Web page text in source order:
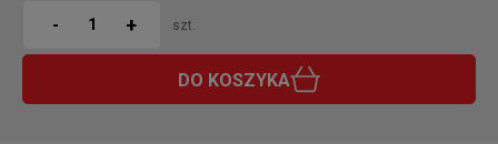
- + szt.
DO KOSZYKA